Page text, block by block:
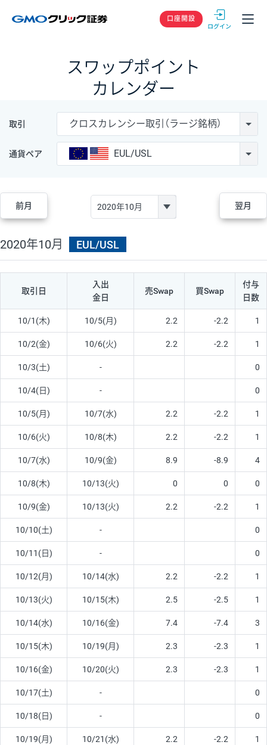
GMOクリック
口座開設
スワップポイント
カレンダー
取引 クロスカレンシー取引（ラージ銘柄）
通貨ペア EUL/USL
前月 翌月
2020年10月 EUL/USL
取引日
入出
金日
売Swap 買Swap
付与
日数
10/1(木) 10/5(月) 2.2 -2.2 1
10/2(金) 10/6(火) 2.2 -2.2 1
10/3(土) - 0
10/4(日) - 0
10/5(月) 10/7(水) 2.2 -2.2 1
10/6(火) 10/8(木) 2.2 -2.2 1
10/7(水) 10/9(金) 8.9 -8.9 4
10/8(木) 10/13(火) 0 0 0
10/9(金) 10/13(火) 2.2 -2.2 1
10/10(土) - 0
10/11(日) - 0
10/12(月) 10/14(水) 2.2 -2.2 1
10/13(火) 10/15(木) 2.5 -2.5 1
10/14(水) 10/16(金) 7.4 -7.4 3
10/15(木) 10/19(月) 2.3 -2.3 1
10/16(金) 10/20(火) 2.3 -2.3 1
10/17(土) - 0
10/18(日) - 0
10/19(月) 10/21(水) 2.2 -2.2 1